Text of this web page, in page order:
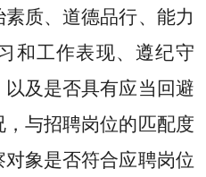
质、道德品行、能力
和工作表现、遵纪守
及是否具有应当回避
与招聘岗位的匹配度
象是否符合应聘岗位